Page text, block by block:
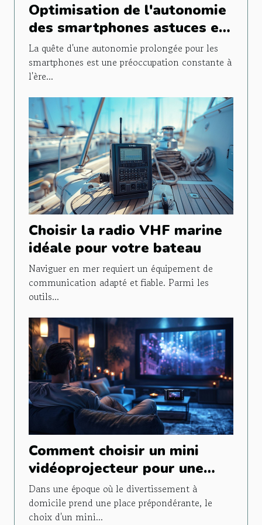
Optimisation de l'autonomie
des smartphones astuces et
applications méconnues
La quête d'une autonomie prolongée pour les
smartphones est une préoccupation constante à
l'ère...
Choisir la radio VHF marine
idéale pour votre bateau
Naviguer en mer requiert un équipement de
communication adapté et fiable. Parmi les
outils...
Comment choisir un mini
vidéoprojecteur pour une
expérience cinéma optimale
Dans une époque où le divertissement à
domicile prend une place prépondérante, le
choix d'un mini...